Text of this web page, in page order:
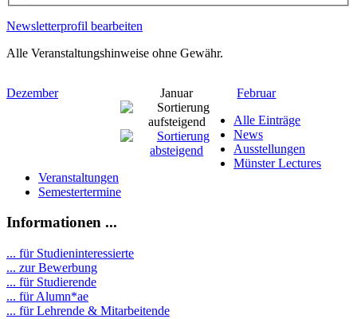
Newsletterprofil bearbeiten
Alle Veranstaltungshinweise ohne Gewähr.
Dezember Januar
Februar
Alle Einträge
News
Ausstellungen
Münster Lectures
Veranstaltungen
Semestertermine
Informationen ...
... für Studieninteressierte
... zur Bewerbung
... für Studierende
... für Alumn*ae
... für Lehrende & Mitarbeitende